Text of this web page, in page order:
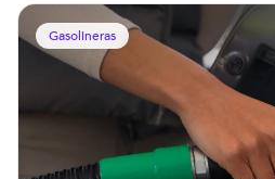
Gasolineras